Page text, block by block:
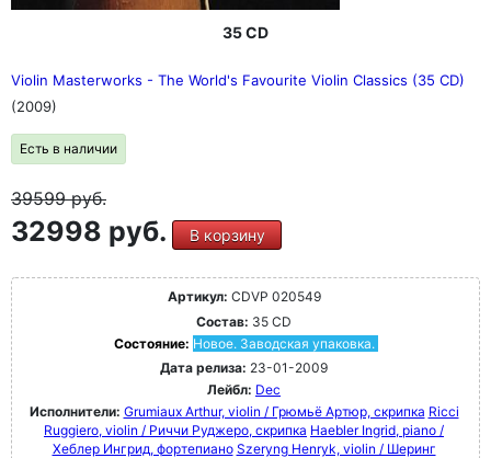
35 CD
Violin Masterworks - The World's Favourite Violin Classics (35 CD)
(2009)
Есть в наличии
39599руб.
32998 руб. В корзину
Артикул: CDVP 020549
Состав: 35 CD
Состояние: Новое. Заводская упаковка.
Дата релиза: 23-01-2009
Лейбл: Dec
Исполнители: Grumiaux Arthur, violin / Грюмьё Артюр, скрипка Ricci
Ruggiero, violin / Риччи Руджеро, скрипка Haebler Ingrid, piano /
Хеблер Ингрид, фортепиано Szeryng Henryk, violin / Шеринг